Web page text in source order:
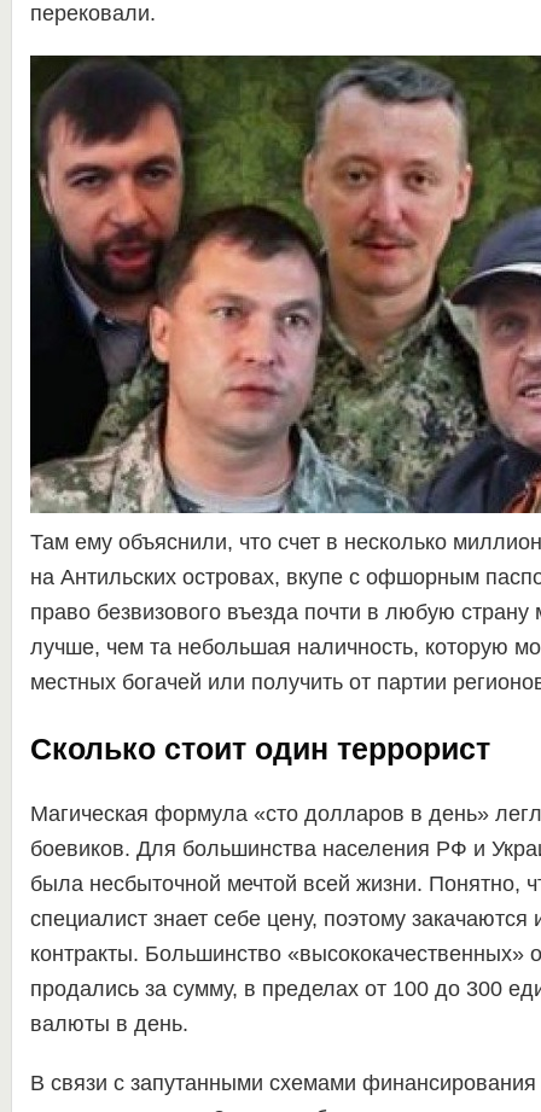
перековали.
Там ему объяснили, что счет в несколько
на Антильских островах, вкупе с офшорным
право безвизового въезда почти в любую страну
лучше, чем та небольшая наличность, которую
местных богачей или получить от партии
Сколько стоит один террорист
Магическая формула «сто долларов в день»
боевиков. Для большинства населения РФ и
была несбыточной мечтой всей жизни. Понятно,
специалист знает себе цену, поэтому закачаются
контракты. Большинство «высококачественных»
продались за сумму, в пределах от 100 до 300
валюты в день.
В связи с запутанными схемами финансирования